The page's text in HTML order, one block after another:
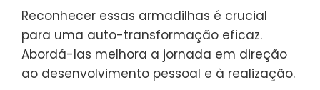
Reconhecer essas armadilhas é crucial
para uma auto-transformação eficaz.
Abordá-las melhora a jornada em direção
ao desenvolvimento pessoal e à realização.